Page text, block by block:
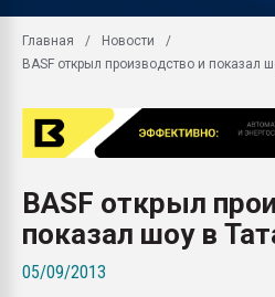
Главная
Новости
BASF открыл производство и показал
BASF открыл
показал шоу в
05/09/2013